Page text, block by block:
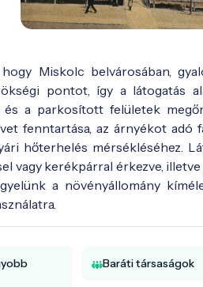
Miskolc belvárosában,
pontot, így a látogatás
a parkosított felületek
fenntartása, az árnyékot adó
hőterhelés mérsékléséhez.
vagy kerékpárral érkezve, illetve
a növényállomány
Baráti társaságok